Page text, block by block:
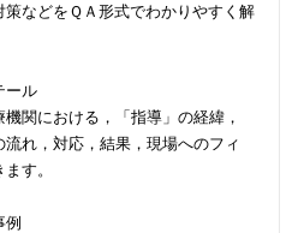
などをＱＡ形式でわかりやすく解
ール
関における，「指導」の経緯，
れ，対応，結果，現場へのフィ
す。
例